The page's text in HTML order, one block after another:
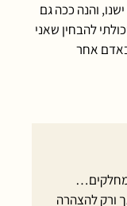
והנה ככה גם
להבחין שאני
באדם אחר
מחלקים…
ורק להצהרה